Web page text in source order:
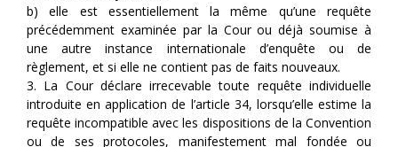
b) elle est essentiellement la même qu’une requête
précédemment examinée par la Cour ou déjà soumise à
une autre instance internationale d’enquête ou de
règlement, et si elle ne contient pas de faits nouveaux.
3. La Cour déclare irrecevable toute requête individuelle
introduite en application de l’article 34, lorsqu’elle estime la
requête incompatible avec les dispositions de la Convention
ou de ses protocoles, manifestement mal fondée ou